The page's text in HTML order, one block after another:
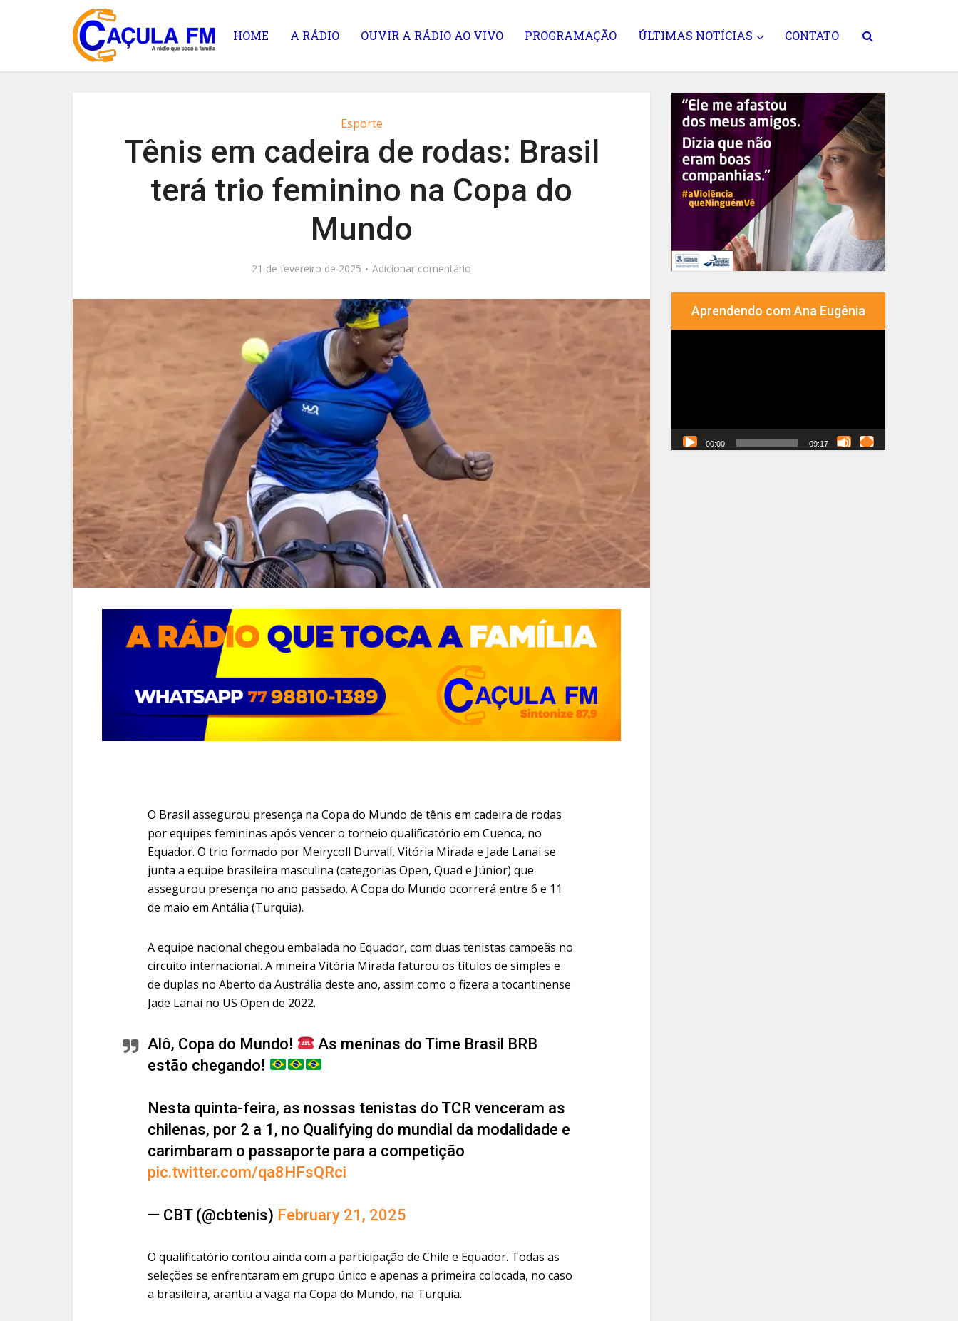
HOME A RÁDIO OUVIR A RÁDIO AO VIVO PROGRAMAÇÃO ÚLTIMAS NOTÍCIAS CONTATO
Esporte
Tênis em cadeira de rodas: Brasil
terá trio feminino na Copa do
Mundo
21 de fevereiro de 2025 Adicionar comentário
O Brasil assegurou presença na Copa do Mundo de tênis em cadeira de rodas
por equipes femininas após vencer o torneio qualificatório em Cuenca, no
Equador. O trio formado por Meirycoll Durvall, Vitória Mirada e Jade Lanai se
junta a equipe brasileira masculina (categorias Open, Quad e Júnior) que
assegurou presença no ano passado. A Copa do Mundo ocorrerá entre 6 e 11
de maio em Antália (Turquia).
A equipe nacional chegou embalada no Equador, com duas tenistas campeãs no
circuito internacional. A mineira Vitória Mirada faturou os títulos de simples e
de duplas no Aberto da Austrália deste ano, assim como o fizera a tocantinense
Jade Lanai no US Open de 2022.
Alô, Copa do Mundo!
As meninas do Time Brasil BRB
estão chegando!
Nesta quinta-feira, as nossas tenistas do TCR venceram as
chilenas, por 2 a 1, no Qualifying do mundial da modalidade e
carimbaram o passaporte para a competição
pic.twitter.com/qa8HFsQRci
— CBT (@cbtenis) February 21, 2025
O qualificatório contou ainda com a participação de Chile e Equador. Todas as
seleções se enfrentaram em grupo único e apenas a primeira colocada, no caso
a brasileira, arantiu a vaga na Copa do Mundo, na Turquia.
Aprendendo com Ana Eugênia
00:00 09:17